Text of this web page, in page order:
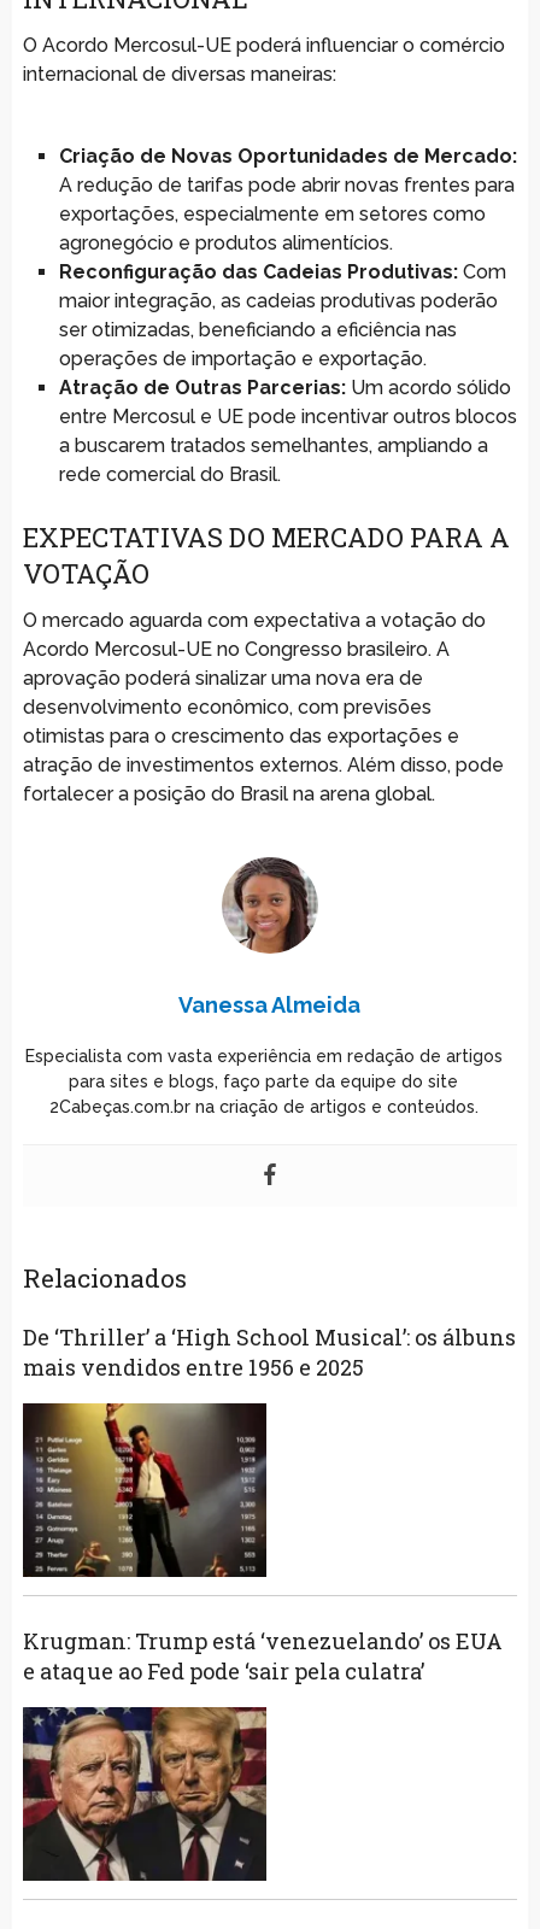
O Acordo Mercosul-UE poderá influenciar o comércio
internacional de diversas maneiras:
Criação de Novas Oportunidades de Mercado:
A redução de tarifas pode abrir novas frentes para
exportações, especialmente em setores como
agronegócio e produtos alimentícios.
Reconfiguração das Cadeias Produtivas:Com
maior integração, as cadeias produtivas poderão
ser otimizadas, beneficiando a eficiência nas
operações de importação e exportação.
Atração de Outras Parcerias:Um acordo sólido
entre Mercosul e UE pode incentivar outros blocos
a buscarem tratados semelhantes, ampliando a
rede comercial do Brasil.
EXPECTATIVAS DO MERCADO PARA A
VOTAÇÃO
O mercado aguarda com expectativa a votação do
Acordo Mercosul-UE no Congresso brasileiro. A
aprovação poderá sinalizar uma nova era de
desenvolvimento econômico, com previsões
otimistas para o crescimento das exportações e
atração de investimentos externos. Além disso, pode
fortalecer a posição do Brasil na arena global.
Vanessa Almeida
Especialista com vasta experiência em redação de artigos
para sites e blogs, faço parte da equipe do site
2Cabeças.com.br na criação de artigos e conteúdos.
Relacionados
De ‘Thriller’ a ‘High School Musical’: os álbuns
mais vendidos entre 1956 e 2025
Krugman: Trump está ‘venezuelando’ os EUA
e ataque ao Fed pode ‘sair pela culatra’